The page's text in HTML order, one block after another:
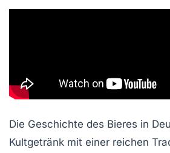
Die Geschichte des Bieres in
Kultgetränk mit einer reichen